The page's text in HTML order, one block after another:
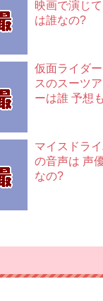
映画で演じ
は誰なの?
仮面ライダー
スのスーツ
ーは誰 予想も
マイスドラ
の音声は 声
なの?